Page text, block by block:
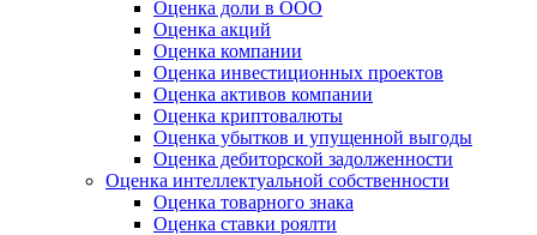
Оценка доли в ООО
Оценка акций
Оценка компании
Оценка инвестиционных проектов
Оценка активов компании
Оценка криптовалюты
Оценка убытков и упущенной выгоды
Оценка дебиторской задолженности
Оценка интеллектуальной собственности
Оценка товарного знака
Оценка ставки роялти